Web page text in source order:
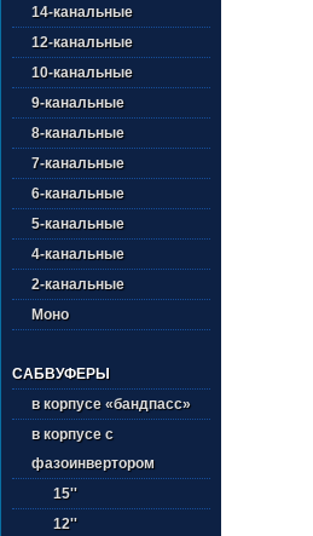
14-канальные
12-канальные
10-канальные
9-канальные
8-канальные
7-канальные
6-канальные
5-канальные
4-канальные
2-канальные
Моно
САБВУФЕРЫ
в корпусе «бандпасс»
в корпусе с
фазоинвертором
15''
12''